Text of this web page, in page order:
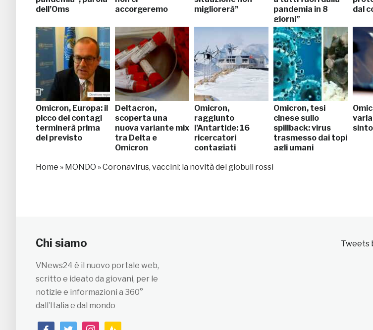
dell’Oms
accorgeremo
migliorerà”
pandemia in 8
giorni”
dal
Omicron, Europa: il
picco dei contagi
terminerà prima
del previsto
Deltacron,
scoperta una
nuova variante mix
tra Delta e
Omicron
Omicron,
raggiunto
l’Antartide: 16
ricercatori
contagiati
Omicron, tesi
cinese sullo
spillback: virus
trasmesso dai topi
agli umani
Home » MONDO »Coronavirus, vaccini: la novità dei globuli rossi
Chi siamo
VNews24 è il nuovo portale web,
scritto e ideato da giovani, per le
notizie e informazioni a 360°
dall’Italia e dal mondo
facebooktwitterinstagramfeedburner
Tweets